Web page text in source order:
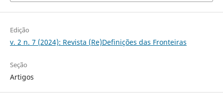
Edição
v. 2 n. 7 (2024): Revista (Re)Definições das Fronteiras
Seção
Artigos